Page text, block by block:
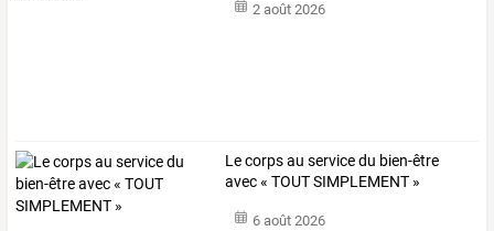
2 août 2026
Le corps au service du bien-être
avec « TOUT SIMPLEMENT »
6 août 2026